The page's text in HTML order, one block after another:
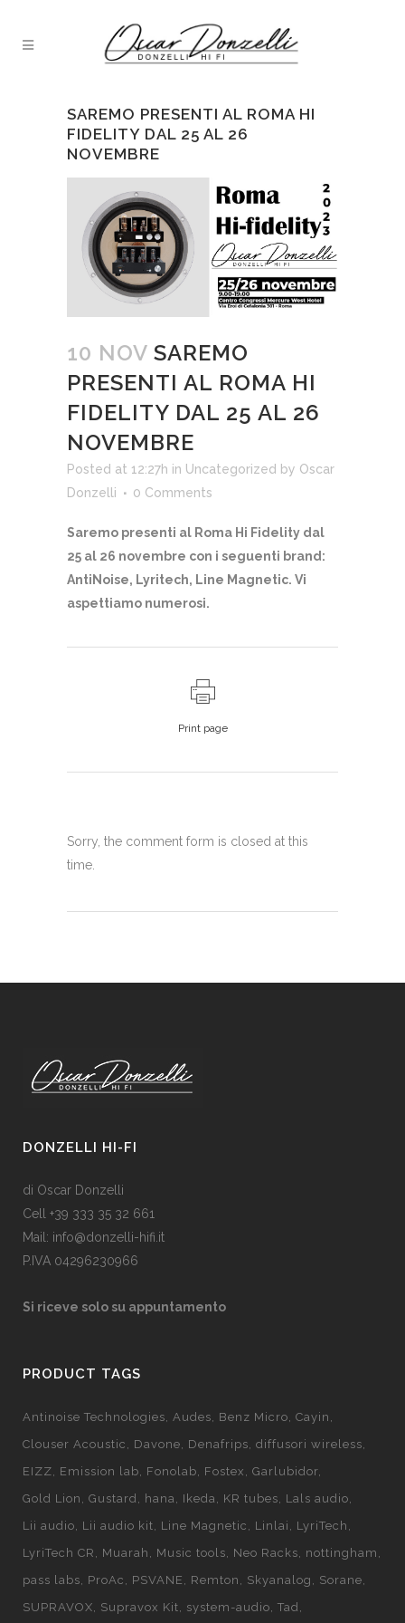
SAREMO PRESENTI AL ROMA HI
FIDELITY DAL 25 AL 26
NOVEMBRE
10 NOV SAREMO
PRESENTI AL ROMA HI
FIDELITY DAL 25 AL 26
NOVEMBRE
Posted at 12:27h in Uncategorized by Oscar
Donzelli
0 Comments
Saremo presenti al Roma Hi Fidelity dal
25 al 26 novembre con i seguenti brand:
AntiNoise, Lyritech, Line Magnetic. Vi
aspettiamo numerosi.
Print page
Sorry, the comment form is closed at this
time.
DONZELLI HI-FI
di Oscar Donzelli
Cell +39 333 35 32 661
Mail: info@donzelli-hifi.it
P.IVA 04296230966
Si riceve solo su appuntamento
PRODUCT TAGS
Antinoise Technologies Audes Benz Micro Cayin
Clouser Acoustic
Davone Denafrips diffusori wireless
EIZZ
Emission lab Fonolab Fostex
Garlubidor
Gold Lion
Gustard hana Ikeda KR tubes
Lals audio
Lii audio
Lii audio kit Line Magnetic Linlai
LyriTech
LyriTech CR
Muarah Music tools Neo Racks
nottingham
pass labs
ProAc PSVANE Remton Skyanalog
Sorane
SUPRAVOX
Supravox Kit system-audio Tad